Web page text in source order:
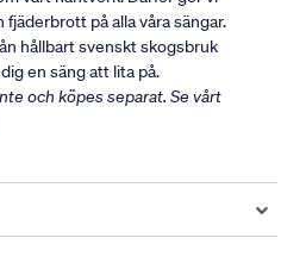
på alla våra sängar.
hållbart svenskt skogsbruk
en säng att lita på.
och köpes separat. Se vårt